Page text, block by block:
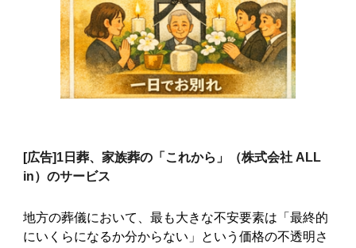
[広告]1日葬、家族葬の「これから」（株式会社 ALL
in）のサービス
地方の葬儀において、最も大きな不安要素は「最終的
にいくらになるか分からない」という価格の不透明さ